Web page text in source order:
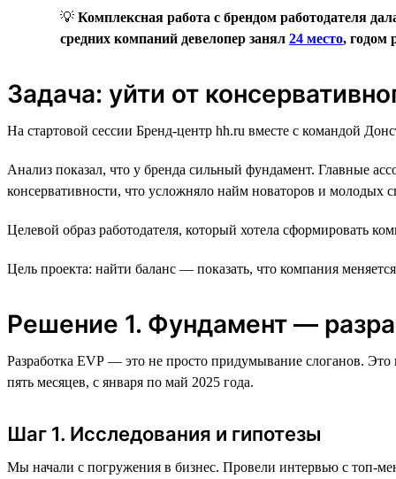
💡 Комплексная работа с брендом работодателя
средних компаний девелопер занял 24 место, годом
Задача: уйти от
На стартовой сессии Бренд-центр hh.ru вместе с командой
Анализ показал, что у бренда сильный фундамент. Главные
консервативности, что усложняло найм новаторов и молодых
Целевой образ работодателя, который хотела сформировать
Цель проекта: найти баланс — показать, что компания
Решение 1. Фундамент —
Разработка EVP — это не просто придумывание слоганов. Это
пять месяцев, с января по май 2025 года.
Шаг 1. Исследования и гипотезы
Мы начали с погружения в бизнес. Провели интервью с топ-